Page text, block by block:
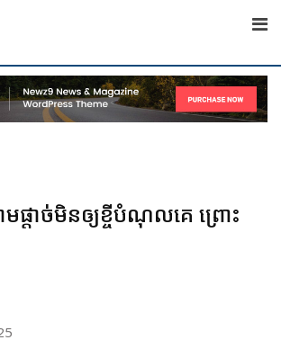
ផ្តាច់មិនឲ្យខ្ចីបំណុលគេ ព្រោះ